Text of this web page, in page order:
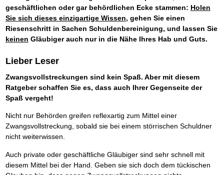
geschäftlichen oder gar behördlichen Ecke stammen: Holen
Sie sich dieses einzigartige Wissen, gehen Sie einen
Riesenschritt in Sachen Schuldenbereinigung, und lassen Sie
keinen Gläubiger auch nur in die Nähe Ihres Hab und Guts.
Lieber Leser
Zwangsvollstreckungen sind kein Spaß. Aber mit diesem
Ratgeber schaffen Sie es, dass auch Ihrer Gegenseite der
Spaß vergeht!
Nicht nur Behörden greifen reflexartig zum Mittel einer
Zwangsvollstreckung, sobald sie bei einem störrischen Schuldner
nicht weiterwissen.
Auch private oder geschäftliche Gläubiger sind sehr schnell mit
diesem Mittel bei der Hand. Geben sie sich doch dem tückischen